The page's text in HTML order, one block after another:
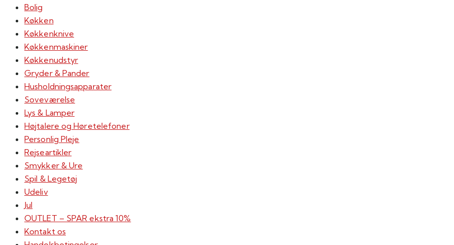
Bolig
Køkken
Køkkenknive
Køkkenmaskiner
Køkkenudstyr
Gryder & Pander
Husholdningsapparater
Soveværelse
Lys & Lamper
Højtalere og Høretelefoner
Personlig Pleje
Rejseartikler
Smykker & Ure
Spil & Legetøj
Udeliv
Jul
OUTLET – SPAR ekstra 10%
Kontakt os